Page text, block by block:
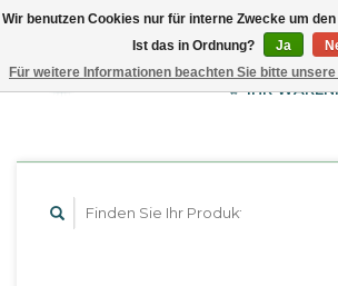
EUR
GBP
USD
IHR
Wir benutzen Cookies nur für interne Zwecke um
Ist das in Ordnung?
Ja
Für weitere Informationen beachten Sie bitte